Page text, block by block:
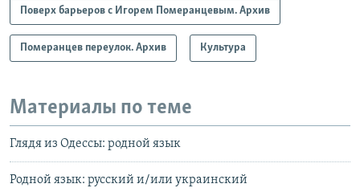
Поверх барьеров с Игорем Померанцевым. Архив
Померанцев переулок. Архив Культура
Материалы по теме
Глядя из Одессы: родной язык
Родной язык: русский и/или украинский